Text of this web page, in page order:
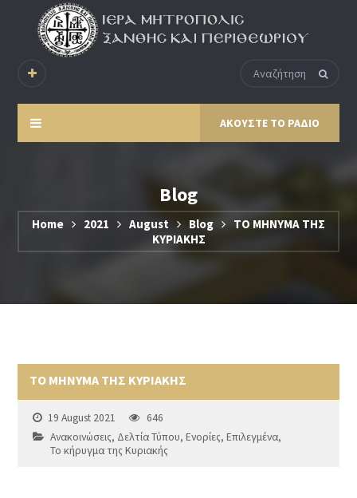
ΑΚΟΥΣΤΕ ΤΟ ΡΑΔΙΟ
Blog
Home 2021 August Blog
ΤΟ ΜΗΝΥΜΑ ΤΗΣ
ΚΥΡΙΑΚΗΣ
ΤΟ ΜΗΝΥΜΑ ΤΗΣ ΚΥΡΙΑΚΗΣ
19 August 2021
646
Ανακοινώσεις, Δελτία Τύπου,Ενορίες,Επιλεγμένα,
Το κήρυγμα της Κυριακής